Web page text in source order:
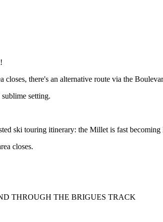
there's an alternative route via the
setting.
ski touring itinerary: the Millet is fast becoming
closes.
THROUGH THE BRIGUES TRACK